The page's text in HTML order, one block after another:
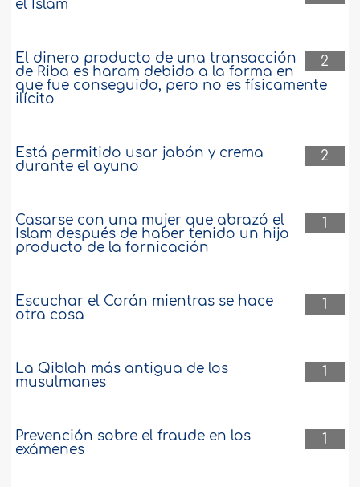
el Islam
2
El dinero producto de una transacción
de Riba es haram debido a la forma en
que fue conseguido, pero no es físicamente
ilícito
2
Está permitido usar jabón y crema
durante el ayuno
1
Casarse con una mujer que abrazó el
Islam después de haber tenido un hijo
producto de la fornicación
1
Escuchar el Corán mientras se hace
otra cosa
1
La Qiblah más antigua de los
musulmanes
1
Prevención sobre el fraude en los
exámenes